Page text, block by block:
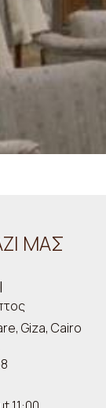
ΜΑΣ
Giza, Cairo